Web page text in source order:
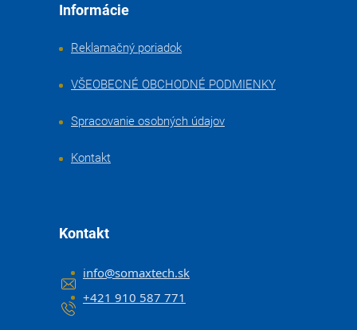
Informácie
Reklamačný poriadok
VŠEOBECNÉ OBCHODNÉ PODMIENKY
Spracovanie osobných údajov
Kontakt
Kontakt
info@somaxtech.sk
+421 910 587 771